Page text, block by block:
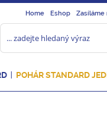
Home Eshop Zasíláme
POHÁR STANDARD